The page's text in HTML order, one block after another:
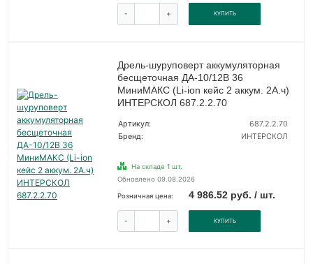
- + КУПИТЬ
Дрель-шуруповерт аккумуляторная
бесщеточная ДА-10/12В 36
МиниМАКС (Li-ion кейс 2 аккум. 2А.ч)
ИНТЕРСКОЛ 687.2.2.70
Артикул:
687.2.2.70
Бренд:
ИНТЕРСКОЛ
На складе 1 шт.
Обновлено 09.08.2026
Розничная цена: 4 986.52 руб. / шт.
- + КУПИТЬ